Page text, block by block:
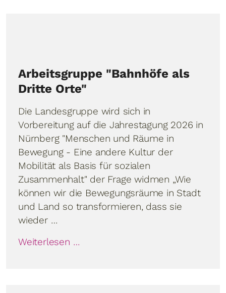
Arbeitsgruppe "Bahnhöfe als
Dritte Orte"
Die Landesgruppe wird sich in
Vorbereitung auf die Jahrestagung 2026 in
Nürnberg "Menschen und Räume in
Bewegung - Eine andere Kultur der
Mobilität als Basis für sozialen
Zusammenhalt" der Frage widmen „Wie
können wir die Bewegungsräume in Stadt
und Land so transformieren, dass sie
wieder …
Weiterlesen …